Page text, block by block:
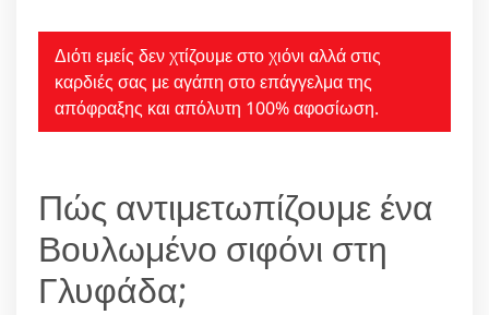
Διότι εμείς δεν χτίζουμε στο χιόνι αλλά στις
καρδιές σας με αγάπη στο επάγγελμα της
απόφραξης και απόλυτη 100% αφοσίωση.
Πώς αντιμετωπίζουμε ένα
Βουλωμένο σιφόνι στη
Γλυφάδα;